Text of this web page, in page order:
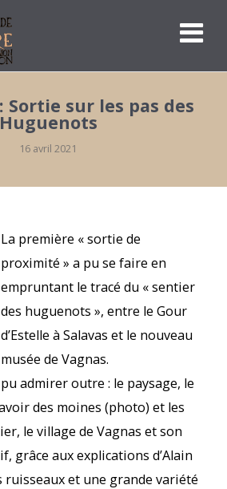
Sortie sur les pas des
Huguenots
16 avril 2021
La première « sortie de
proximité » a pu se faire en
empruntant le tracé du « sentier
des huguenots », entre le Gour
d’Estelle à Salavas et le nouveau
musée de Vagnas.
admirer outre : le paysage, le
des moines (photo) et les
le village de Vagnas et son
grâce aux explications d’Alain
ruisseaux et une grande variété